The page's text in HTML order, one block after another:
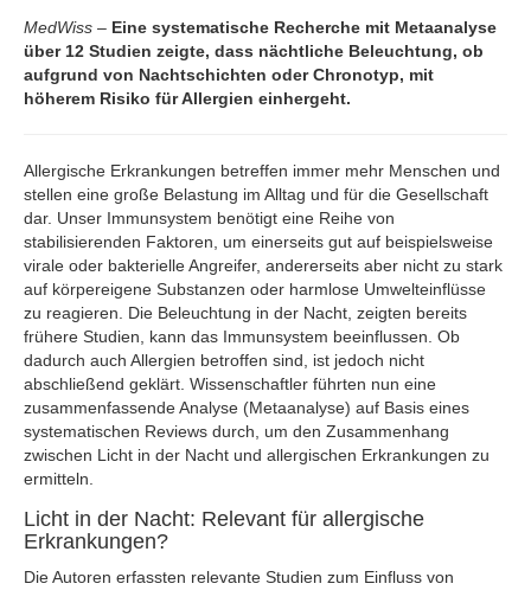
MedWiss – Eine systematische Recherche mit Metaanalyse
über 12 Studien zeigte, dass nächtliche Beleuchtung, ob
aufgrund von Nachtschichten oder Chronotyp, mit
höherem Risiko für Allergien einhergeht.
Allergische Erkrankungen betreffen immer mehr Menschen und
stellen eine große Belastung im Alltag und für die Gesellschaft
dar. Unser Immunsystem benötigt eine Reihe von
stabilisierenden Faktoren, um einerseits gut auf beispielsweise
virale oder bakterielle Angreifer, andererseits aber nicht zu stark
auf körpereigene Substanzen oder harmlose Umwelteinflüsse
zu reagieren. Die Beleuchtung in der Nacht, zeigten bereits
frühere Studien, kann das Immunsystem beeinflussen. Ob
dadurch auch Allergien betroffen sind, ist jedoch nicht
abschließend geklärt. Wissenschaftler führten nun eine
zusammenfassende Analyse (Metaanalyse) auf Basis eines
systematischen Reviews durch, um den Zusammenhang
zwischen Licht in der Nacht und allergischen Erkrankungen zu
ermitteln.
Licht in der Nacht: Relevant für allergische
Erkrankungen?
Die Autoren erfassten relevante Studien zum Einfluss von